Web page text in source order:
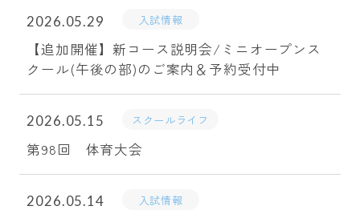
2026.05.29 入試情報
【追加開催】新コース説明会/ミニオープンス
クール(午後の部)のご案内＆予約受付中
2026.05.15 スクールライフ
第98回 体育大会
2026.05.14 入試情報